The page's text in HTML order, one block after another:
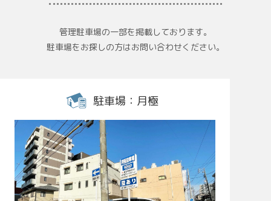
管理駐車場の一部を掲載しております。
駐車場をお探しの方はお問い合わせください。
駐車場：月極